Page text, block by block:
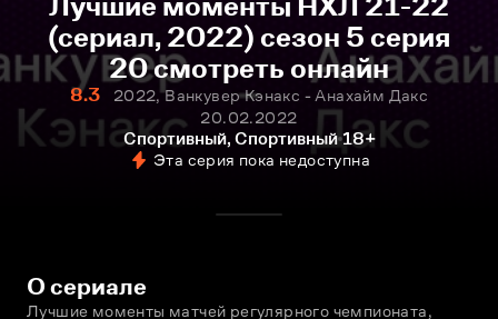
(сериал, 2022) сезон 5 серия
20 смотреть онлайн
8.3
2022, Ванкувер Кэнакс - Анахайм Дакс
20.02.2022
Спортивный, Спортивный 18+
Эта серия пока недоступна
О сериале
Лучшие моменты матчей регулярного чемпионата,